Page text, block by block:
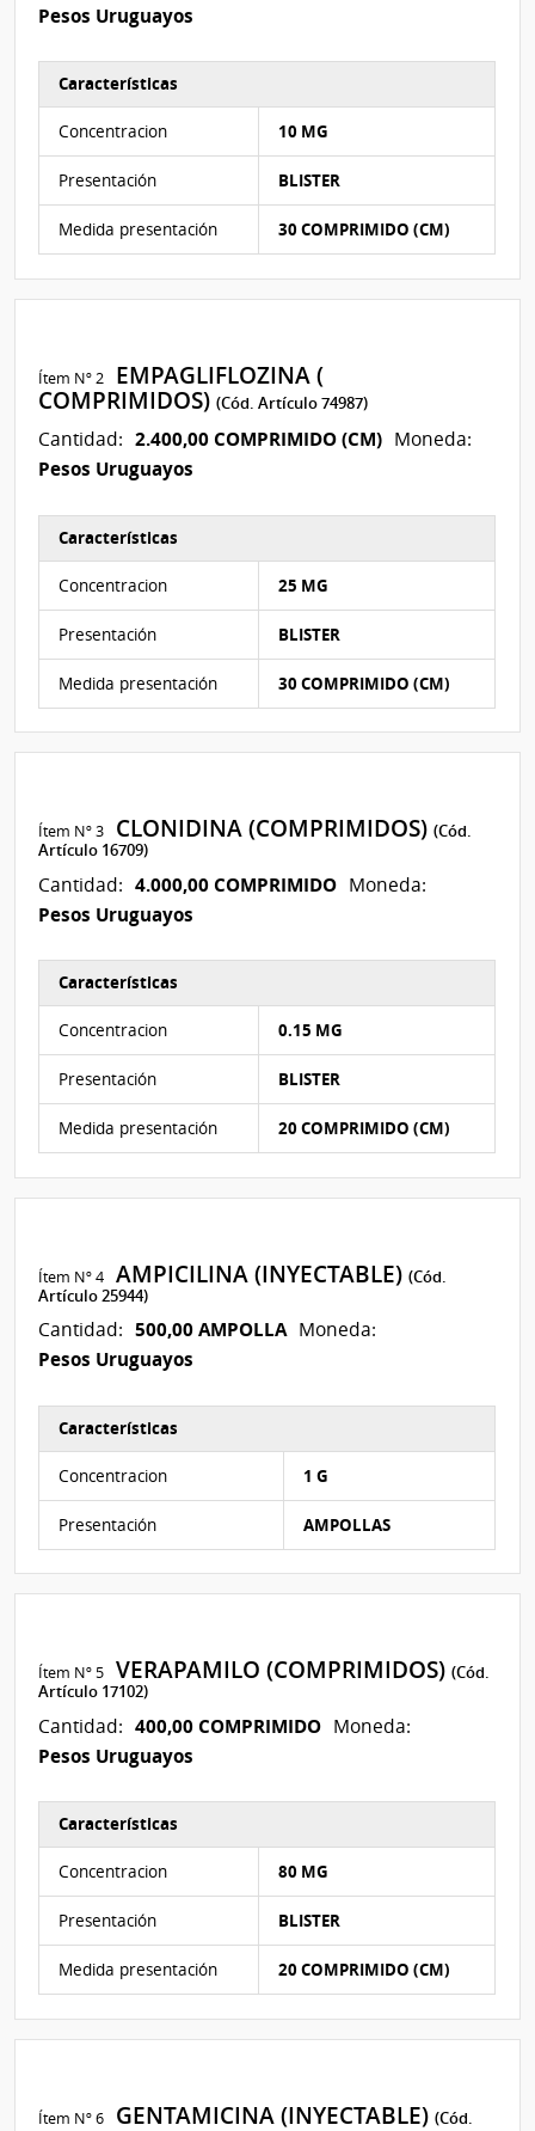
Pesos Uruguayos
Características
Concentracion 10 MG
Presentación BLISTER
Medida presentación 30 COMPRIMIDO (CM)
Ítem Nº 2
EMPAGLIFLOZINA (
COMPRIMIDOS)(Cód. Artículo 74987)
Cantidad: 2.400,00 COMPRIMIDO (CM) Moneda:
Pesos Uruguayos
Características
Concentracion 25 MG
Presentación BLISTER
Medida presentación 30 COMPRIMIDO (CM)
Ítem Nº 3 CLONIDINA (COMPRIMIDOS)(Cód.
Artículo 16709)
Cantidad: 4.000,00 COMPRIMIDO Moneda:
Pesos Uruguayos
Características
Concentracion 0.15 MG
Presentación BLISTER
Medida presentación 20 COMPRIMIDO (CM)
Ítem Nº 4 AMPICILINA (INYECTABLE)(Cód.
Artículo 25944)
Cantidad: 500,00 AMPOLLA Moneda:
Pesos Uruguayos
Características
Concentracion 1 G
Presentación AMPOLLAS
Ítem Nº 5 VERAPAMILO (COMPRIMIDOS)(Cód.
Artículo 17102)
Cantidad: 400,00 COMPRIMIDO Moneda:
Pesos Uruguayos
Características
Concentracion 80 MG
Presentación BLISTER
Medida presentación 20 COMPRIMIDO (CM)
Ítem Nº 6 GENTAMICINA (INYECTABLE)(Cód.